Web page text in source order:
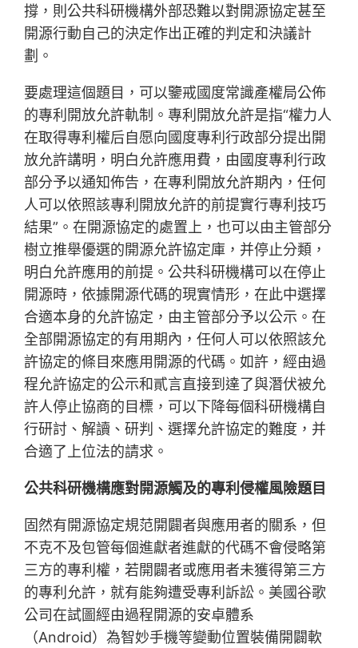
撐，則公共科研機構外部恐難以對開源協定甚至
開源行動自己的決定作出正確的判定和決議計
劃。
要處理這個題目，可以鑒戒國度常識產權局公佈
的專利開放允許軌制。專利開放允許是指“權力人
在取得專利權后自愿向國度專利行政部分提出開
放允許講明，明白允許應用費，由國度專利行政
部分予以通知佈告，在專利開放允許期內，任何
人可以依照該專利開放允許的前提實行專利技巧
結果”。在開源協定的處置上，也可以由主管部分
樹立推舉優選的開源允許協定庫，并停止分類，
明白允許應用的前提。公共科研機構可以在停止
開源時，依據開源代碼的現實情形，在此中選擇
合適本身的允許協定，由主管部分予以公示。在
全部開源協定的有用期內，任何人可以依照該允
許協定的條目來應用開源的代碼。如許，經由過
程允許協定的公示和貳言直接到達了與潛伏被允
許人停止協商的目標，可以下降每個科研機構自
行研討、解讀、研判、選擇允許協定的難度，并
合適了上位法的請求。
公共科研機構應對開源觸及的專利侵權風險題目
固然有開源協定規范開闢者與應用者的關系，但
不克不及包管每個進獻者進獻的代碼不會侵略第
三方的專利權，若開闢者或應用者未獲得第三方
的專利允許，就有能夠遭受專利訴訟。美國谷歌
公司在試圖經由過程開源的安卓體系
（Android）為智妙手機等變動位置裝備開闢軟